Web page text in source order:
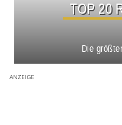
TOP 20
Die